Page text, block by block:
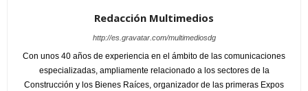
Redacción Multimedios
http://es.gravatar.com/multimediosdg
Con unos 40 años de experiencia en el ámbito de las comunicaciones
especializadas, ampliamente relacionado a los sectores de la
Construcción y los Bienes Raíces, organizador de las primeras Expos